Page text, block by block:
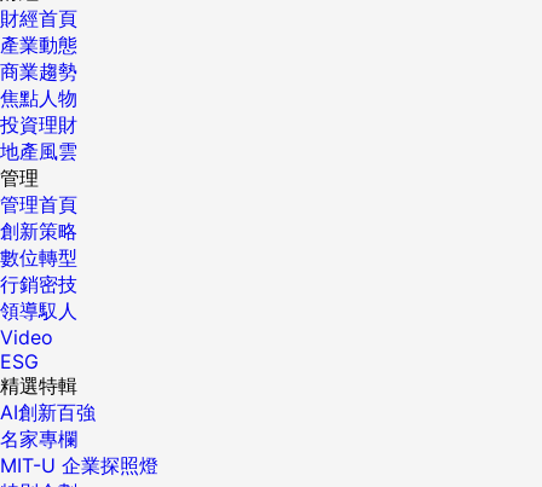
財經首頁
產業動態
商業趨勢
焦點人物
投資理財
地產風雲
管理
管理首頁
創新策略
數位轉型
行銷密技
領導馭人
Video
ESG
精選特輯
AI創新百強
名家專欄
MIT-U 企業探照燈